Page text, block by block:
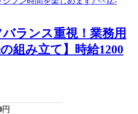
バランス重視！業務用
組み立て】時給1200
円